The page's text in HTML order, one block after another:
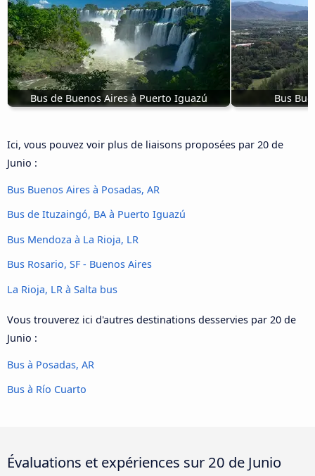
Bus de Buenos Aires à Puerto Iguazú Bus
Ici, vous pouvez voir plus de liaisons proposées par 20 de
Junio :
Bus Buenos Aires à Posadas, AR
Bus de Ituzaingó, BA à Puerto Iguazú
Bus Mendoza à La Rioja, LR
Bus Rosario, SF - Buenos Aires
La Rioja, LR à Salta bus
Vous trouverez ici d'autres destinations desservies par 20 de
Junio :
Bus à Posadas, AR
Bus à Río Cuarto
Évaluations et expériences sur 20 de Junio